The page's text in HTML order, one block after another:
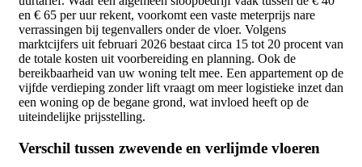
en € 65 per uur rekent, voorkomt een vaste meterprijs nare
verrassingen bij tegenvallers onder de vloer. Volgens
marktcijfers uit februari 2026 bestaat circa 15 tot 20 procent van
de totale kosten uit voorbereiding en planning. Ook de
bereikbaarheid van uw woning telt mee. Een appartement op de
vijfde verdieping zonder lift vraagt om meer logistieke inzet dan
een woning op de begane grond, wat invloed heeft op de
uiteindelijke prijsstelling.
Verschil tussen zwevende en verlijmde vloeren